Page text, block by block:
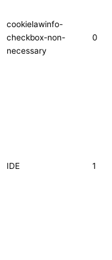
cookielawinfo-
checkbox-non-
necessary
0
IDE 1